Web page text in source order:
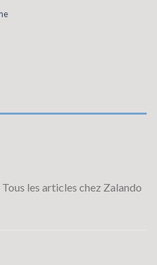
les articles chez Zalando